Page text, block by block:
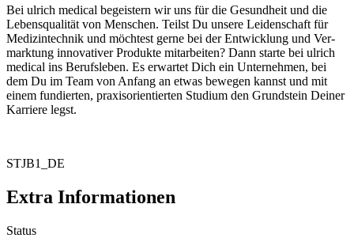
Bei ulrich medical begeistern wir uns für die Gesund­heit und die
Lebens­qualität von Menschen. Teilst Du unsere Leiden­schaft für
Medizin­technik und möchtest gerne bei der Ent­wicklung und Ver­
marktung inno­vativer Produkte mitarbeiten? Dann starte bei ulrich
medical ins Berufsleben. Es erwartet Dich ein Unternehmen, bei
dem Du im Team von Anfang an etwas bewegen kannst und mit
einem fundierten, praxisorientierten Studium den Grund­stein Deiner
Karriere legst.
STJB1_DE
Extra Informationen
Status